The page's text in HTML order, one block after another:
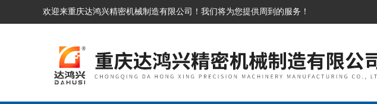
欢迎来重庆达鸿兴精密机械制造有限公司！我们将为您提供周到的服务！